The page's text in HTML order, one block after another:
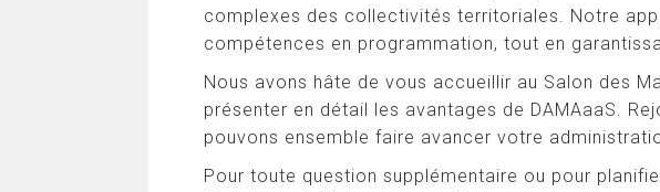
complexes des collectivités territoriales. Notre
compétences en programmation, tout en
Nous avons hâte de vous accueillir au Salon des
présenter en détail les avantages de DAMAaaS.
pouvons ensemble faire avancer votre
Pour toute question supplémentaire ou pour